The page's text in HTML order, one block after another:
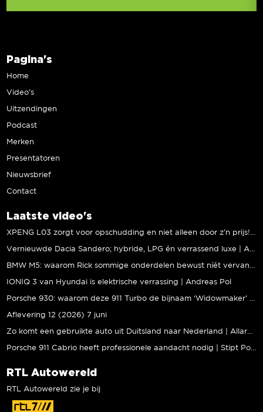
Pagina's
Home
Video’s
Uitzendingen
Podcast
Merken
Presentatoren
Nieuwsbrief
Contact
Laatste video's
XPENG L03 zorgt voor opschudding en niet alleen door z’n prijs! | Jeroen Mul
Vernieuwde Dacia Sandero; hybride, LPG én verrassend luxe | Andreas Pol
BMW M5: waarom Rick sommige onderdelen bewust níét vervangt | Stipt Polish Point
IONIQ 3 van Hyundai is elektrische verrassing | Andreas Pol
Porsche 930: waarom deze 911 Turbo de bijnaam ‘Widowmaker’ kreeg | Gallery Aaldering
Aflevering 12 (2026) 7 juni
Zo komt een gebruikte auto uit Duitsland naar Nederland | Allard Kalff
Porsche 911 Cabrio heeft professionele aandacht nodig | Stipt Polish Point
RTL Autowereld
RTL Autowereld zie je bij